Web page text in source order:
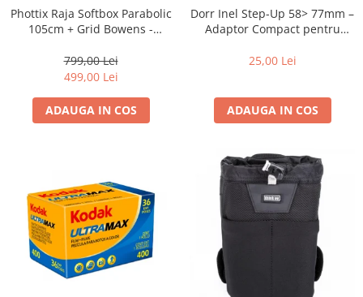
Blitz-uri mobile, cu acumulatori
Accesorii Blitz-uri studio
Lampi lumina continua
Stative/boom-uri pentru lumini
Suporti pentru fundaluri
Blende
Umbrele
Corturi si mese pt. fotografia de
Phottix Raja Softbox Parabolic
105cm + Grid Bowens -
799,00 Lei
499,00 Lei
ADAUGA IN COS
Dorr Inel Step-Up 58> 77mm –
Adaptor Compact pentru
25,00 Lei
ADAUGA IN COS